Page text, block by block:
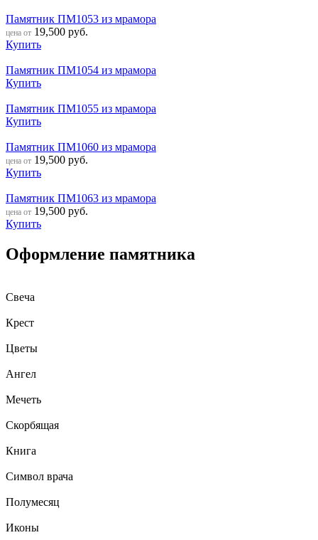
Памятник ПМ1053 из мрамора
цена от 19,500 руб.
Купить
Памятник ПМ1054 из мрамора
Купить
Памятник ПМ1055 из мрамора
Купить
Памятник ПМ1060 из мрамора
цена от 19,500 руб.
Купить
Памятник ПМ1063 из мрамора
цена от 19,500 руб.
Купить
Оформление памятника
Свеча
Крест
Цветы
Ангел
Мечеть
Скорбящая
Книга
Символ врача
Полумесяц
Иконы